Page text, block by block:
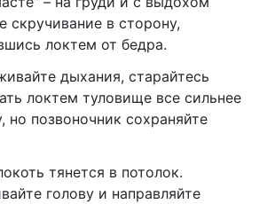
скручивание в сторону,
локтем от бедра.
дыхания, старайтесь
локтем туловище все сильнее
но позвоночник сохраняйте
тянется в потолок.
голову и направляйте